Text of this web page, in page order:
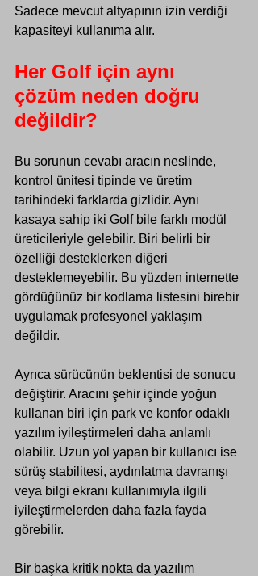
Sadece mevcut altyapının izin verdiği
kapasiteyi kullanıma alır.
Her Golf için aynı
çözüm neden doğru
değildir?
Bu sorunun cevabı aracın neslinde,
kontrol ünitesi tipinde ve üretim
tarihindeki farklarda gizlidir. Aynı
kasaya sahip iki Golf bile farklı modül
üreticileriyle gelebilir. Biri belirli bir
özelliği desteklerken diğeri
desteklemeyebilir. Bu yüzden internette
gördüğünüz bir kodlama listesini birebir
uygulamak profesyonel yaklaşım
değildir.
Ayrıca sürücünün beklentisi de sonucu
değiştirir. Aracını şehir içinde yoğun
kullanan biri için park ve konfor odaklı
yazılım iyileştirmeleri daha anlamlı
olabilir. Uzun yol yapan bir kullanıcı ise
sürüş stabilitesi, aydınlatma davranışı
veya bilgi ekranı kullanımıyla ilgili
iyileştirmelerden daha fazla fayda
görebilir.
Bir başka kritik nokta da yazılım